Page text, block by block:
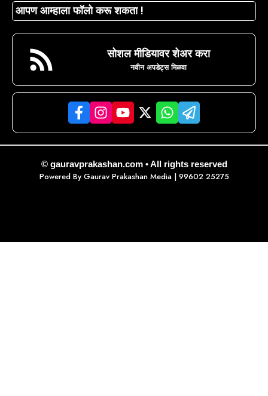
आपण आम्हाला फॉलो करू शकता !
सोशल मीडियावर शेअर करा
नवीन अपडेट्स मिळवा
© gauravprakashan.com • All rights reserved
Powered By Gaurav Prakashan Media| 99602 25275